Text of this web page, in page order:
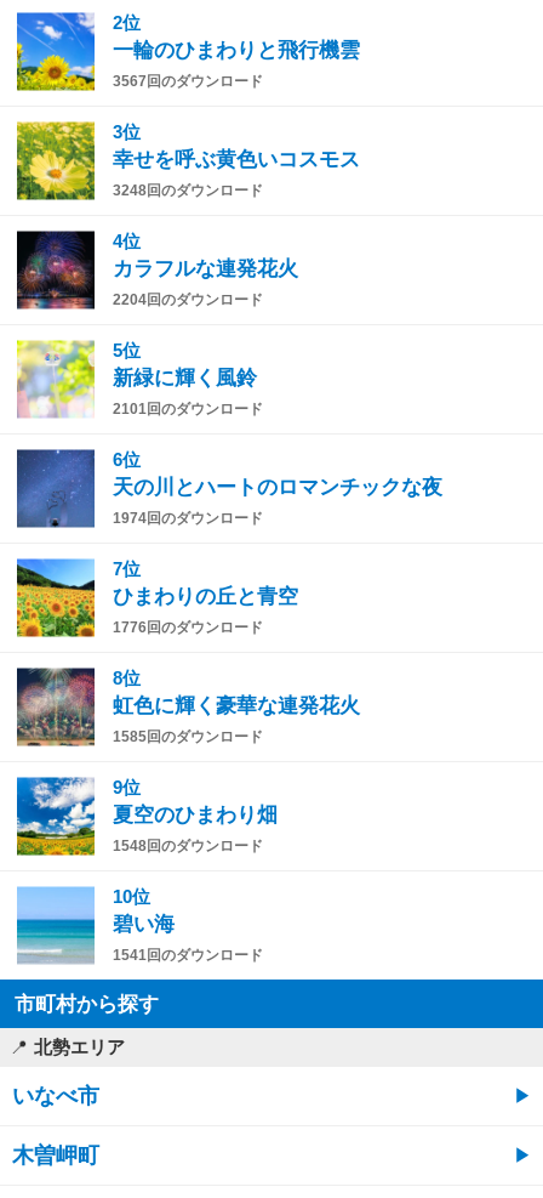
2位
一輪のひまわりと飛行機雲
3567回のダウンロード
3位
幸せを呼ぶ黄色いコスモス
3248回のダウンロード
4位
カラフルな連発花火
2204回のダウンロード
5位
新緑に輝く風鈴
2101回のダウンロード
6位
天の川とハートのロマンチックな夜
1974回のダウンロード
7位
ひまわりの丘と青空
1776回のダウンロード
8位
虹色に輝く豪華な連発花火
1585回のダウンロード
9位
夏空のひまわり畑
1548回のダウンロード
10位
碧い海
1541回のダウンロード
市町村から探す
北勢エリア
いなべ市
木曽岬町